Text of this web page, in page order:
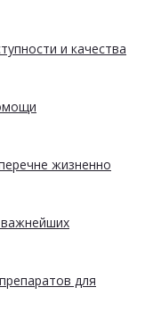
и качества
жизненно
для